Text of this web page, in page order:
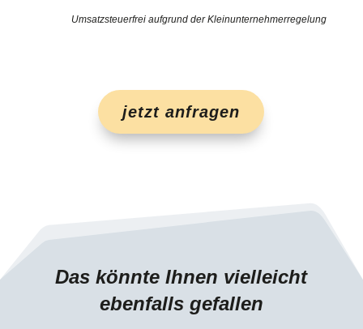
Umsatzsteuerfrei aufgrund der Kleinunternehmerregelung
jetzt anfragen
Das könnte Ihnen vielleicht
ebenfalls gefallen